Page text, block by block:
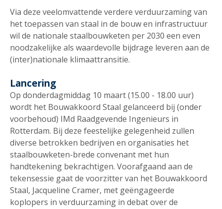
Via deze veelomvattende verdere verduurzaming van
het toepassen van staal in de bouw en infrastructuur
wil de nationale staalbouwketen per 2030 een even
noodzakelijke als waardevolle bijdrage leveren aan de
(inter)nationale klimaattransitie.
Lancering
Op donderdagmiddag 10 maart (15.00 - 18.00 uur)
wordt het Bouwakkoord Staal gelanceerd bij (onder
voorbehoud) IMd Raadgevende Ingenieurs in
Rotterdam. Bij deze feestelijke gelegenheid zullen
diverse betrokken bedrijven en organisaties het
staalbouwketen-brede convenant met hun
handtekening bekrachtigen. Voorafgaand aan de
tekensessie gaat de voorzitter van het Bouwakkoord
Staal, Jacqueline Cramer, met geëngageerde
koplopers in verduurzaming in debat over de